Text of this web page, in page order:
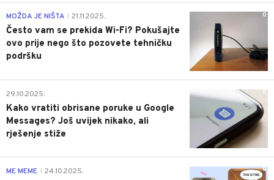
0
MOŽDA JE NIŠTA 21.11.2025.
Često vam se prekida Wi-Fi? Pokušajte
ovo prije nego što pozovete tehničku
podršku
0
29.10.2025.
Kako vratiti obrisane poruke u Google
Messages? Još uvijek nikako, ali
rješenje stiže
0
ME MEME 24.10.2025.